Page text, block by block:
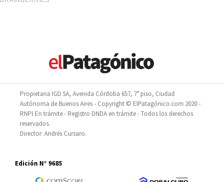
Propietaria IGD SA, Avenida Córdoba 657, 7° piso, Ciudad
Autónoma de Buenos Aires - Copyright © ElPatagónico.com 2020 -
RNPI En trámite - Registro DNDA en trámite - Todos los derechos
reservados.
Director: Andrés Cursaro.
Edición N° 9685